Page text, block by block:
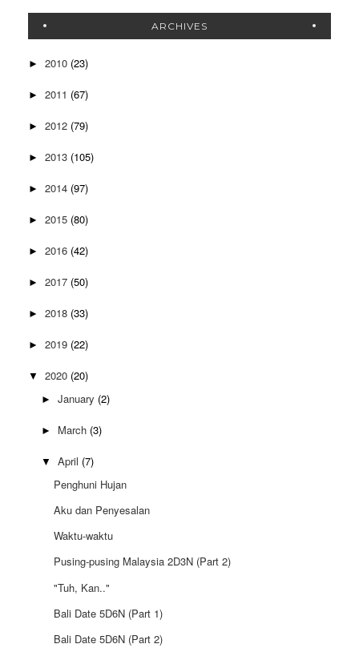
ARCHIVES
► 2010 (23)
► 2011 (67)
► 2012 (79)
► 2013 (105)
► 2014 (97)
► 2015 (80)
► 2016 (42)
► 2017 (50)
► 2018 (33)
► 2019 (22)
▼ 2020 (20)
► January (2)
► March (3)
▼ April (7)
Penghuni Hujan
Aku dan Penyesalan
Waktu-waktu
Pusing-pusing Malaysia 2D3N (Part 2)
"Tuh, Kan.."
Bali Date 5D6N (Part 1)
Bali Date 5D6N (Part 2)